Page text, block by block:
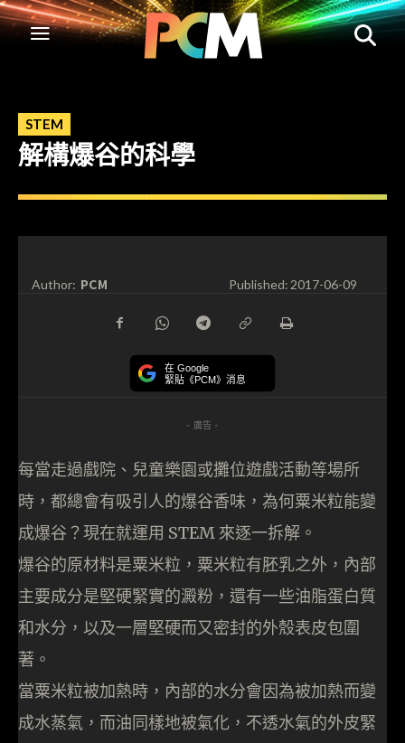
STEM
解構爆谷的科學
Author: PCM Published:2017-06-09
在 Google
緊貼《PCM》消息
- 廣告 -
每當走過戲院、兒童樂園或攤位遊戲活動等場所
時，都總會有吸引人的爆谷香味，為何粟米粒能變
成爆谷？現在就運用 STEM 來逐一拆解。
爆谷的原材料是粟米粒，粟米粒有胚乳之外，內部
主要成分是堅硬緊實的澱粉，還有一些油脂蛋白質
和水分，以及一層堅硬而又密封的外殼表皮包圍
著。
當粟米粒被加熱時，內部的水分會因為被加熱而變
成水蒸氣，而油同樣地被氣化，不透水氣的外皮緊